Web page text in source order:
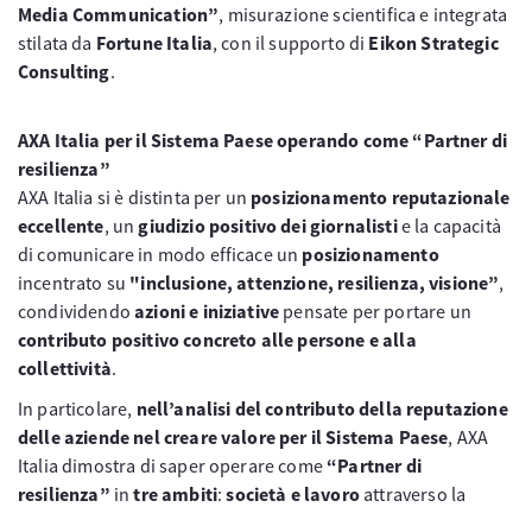
Media Communication”, misurazione scientifica e integrata
stilata da Fortune Italia, con il supporto di Eikon Strategic
Consulting.
AXA Italia per il Sistema Paese operando come “Partner di
resilienza”
AXA Italia si è distinta per un posizionamento reputazionale
eccellente, ungiudizio positivo dei giornalistie la capacità
di comunicare in modo efficace un posizionamento
incentrato su "inclusione, attenzione, resilienza, visione”,
condividendoazioni e iniziative pensate per portare un
contributo positivo concreto alle persone e alla
collettività.
In particolare, nell’analisi del contributo della reputazione
delle aziende nel creare valore per il Sistema Paese, AXA
Italia dimostra di saper operare come “Partner di
resilienza” intre ambiti:società e lavoroattraverso la